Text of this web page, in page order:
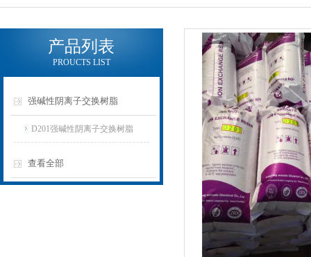
产品列表
PROUCTS LIST
强碱性阴离子交换树脂
D201强碱性阴离子交换树脂
查看全部